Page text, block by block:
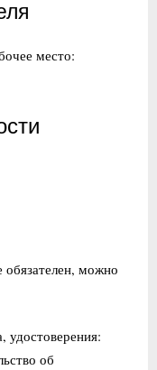
место:
обязателен, можно
удостоверения:
об